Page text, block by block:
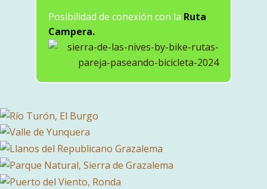
Posibilidad de conexión con la Ruta
Campera.